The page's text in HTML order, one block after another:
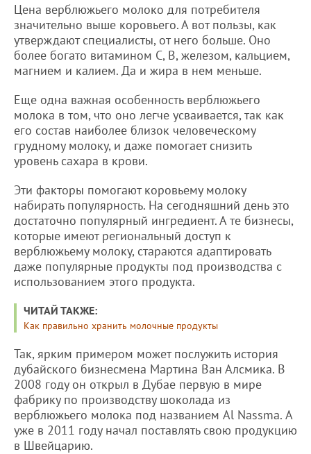
Цена верблюжьего молоко для потребителя
значительно выше коровьего. А вот пользы, как
утверждают специалисты, от него больше. Оно
более богато витамином С, В, железом, кальцием,
магнием и калием. Да и жира в нем меньше.
Еще одна важная особенность верблюжьего
молока в том, что оно легче усваивается, так как
его состав наиболее близок человеческому
грудному молоку, и даже помогает снизить
уровень сахара в крови.
Эти факторы помогают коровьему молоку
набирать популярность. На сегодняшний день это
достаточно популярный ингредиент. А те бизнесы,
которые имеют региональный доступ к
верблюжьему молоку, стараются адаптировать
даже популярные продукты под производства с
использованием этого продукта.
ЧИТАЙ ТАКЖЕ:
Как правильно хранить молочные продукты
Так, ярким примером может послужить история
дубайского бизнесмена Мартина Ван Алсмика. В
2008 году он открыл в Дубае первую в мире
фабрику по производству шоколада из
верблюжьего молока под названием Al Nassma. А
уже в 2011 году начал поставлять свою продукцию
в Швейцарию.